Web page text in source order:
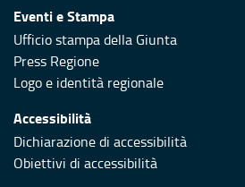
Eventi e Stampa
Ufficio stampa della Giunta
Press Regione
Logo e identità regionale
Accessibilità
Dichiarazione di accessibilità
Obiettivi di accessibilità